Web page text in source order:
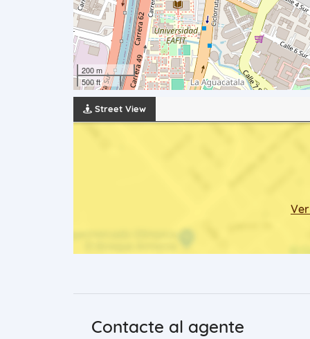
200 m
500 ft
Street View
Contacte al agente